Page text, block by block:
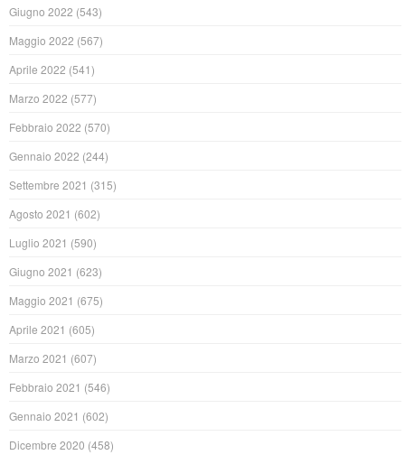
Giugno 2022 (543)
Maggio 2022 (567)
Aprile 2022 (541)
Marzo 2022 (577)
Febbraio 2022 (570)
Gennaio 2022 (244)
Settembre 2021 (315)
Agosto 2021 (602)
Luglio 2021 (590)
Giugno 2021 (623)
Maggio 2021 (675)
Aprile 2021 (605)
Marzo 2021 (607)
Febbraio 2021 (546)
Gennaio 2021 (602)
Dicembre 2020 (458)